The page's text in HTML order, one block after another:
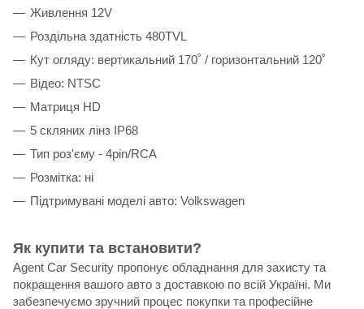
Живлення 12V
Роздільна здатність 480TVL
Кут огляду: вертикальний 170˚ / горизонтальний 120˚
Відео: NTSC
Матриця HD
5 скляних лінз IP68
Тип роз'єму - 4pin/RCA
Розмітка: ні
Підтримувані моделі авто: Volkswagen
Як купити та встановити?
Agent Car Security пропонує обладнання для захисту та
покращення вашого авто з доставкою по всій Україні. Ми
забезпечуємо зручний процес покупки та професійне